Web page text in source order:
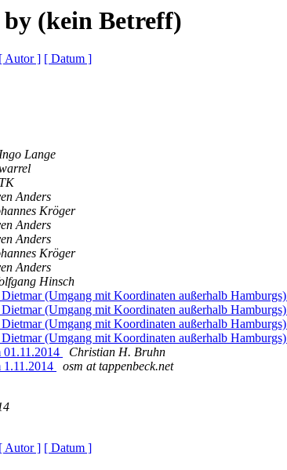
by (kein Betreff)
[ Autor ] [ Datum ]
Lange
TK
Anders
Kröger
Anders
Anders
Kröger
Anders
Hinsch
(Umgang mit Koordinaten außerhalb Hamburgs)
(Umgang mit Koordinaten außerhalb Hamburgs)
(Umgang mit Koordinaten außerhalb Hamburgs)
(Umgang mit Koordinaten außerhalb Hamburgs)
Christian H. Bruhn
osm at tappenbeck.net
[ Autor ] [ Datum ]